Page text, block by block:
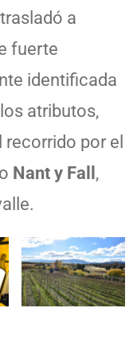
a
fuerte
identificada
atributos,
por el
Nant y Fall ,